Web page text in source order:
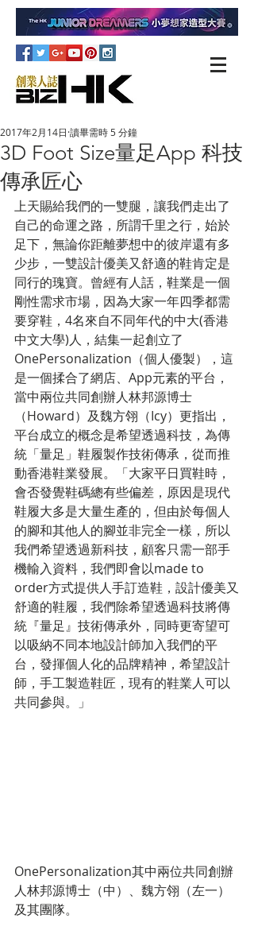
3D Foot Size量足App 科技
傳承匠心
2017年2月14日 讀畢需時 5 分鐘
上天賜給我們的一雙腿，讓我們走出了
自己的命運之路，所謂千里之行，始於
足下，無論你距離夢想中的彼岸還有多
少步，一雙設計優美又舒適的鞋肯定是
同行的瑰寶。曾經有人話，鞋業是一個
剛性需求市場，因為大家一年四季都需
要穿鞋，4名來自不同年代的中大(香港
中文大學)人，結集一起創立了
OnePersonalization（個人優製），這
是一個揉合了網店、App元素的平台，
當中兩位共同創辦人林邦源博士
（Howard）及魏方翎（Icy）更指出，
平台成立的概念是希望透過科技，為傳
統「量足」鞋履製作技術傳承，從而推
動香港鞋業發展。「大家平日買鞋時，
會否發覺鞋碼總有些偏差，原因是現代
鞋履大多是大量生產的，但由於每個人
的腳和其他人的腳並非完全一樣，所以
我們希望透過新科技，顧客只需一部手
機輸入資料，我們即會以made to
order方式提供人手訂造鞋，設計優美又
舒適的鞋履，我們除希望透過科技將傳
統『量足』技術傳承外，同時更寄望可
以吸納不同本地設計師加入我們的平
台，發揮個人化的品牌精神，希望設計
師，手工製造鞋匠，現有的鞋業人可以
共同參與。」
OnePersonalization其中兩位共同創辦
人林邦源博士（中）、魏方翎（左一）
及其團隊。